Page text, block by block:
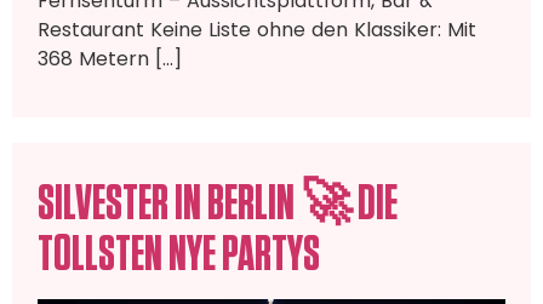
Restaurant Keine Liste ohne den Klassiker: Mit
368 Metern […]
SILVESTER IN BERLIN 🚀 DIE
TOLLSTEN NYE PARTYS